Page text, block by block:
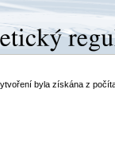
byla získána z